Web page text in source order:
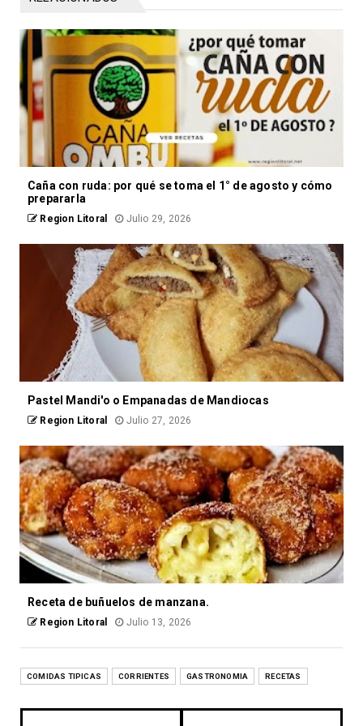
Caña con ruda: por qué se toma el 1° de agosto y cómo
prepararla
Region Litoral Julio 29, 2026
Pastel Mandi'o o Empanadas de Mandiocas
Region Litoral Julio 27, 2026
Receta de buñuelos de manzana.
Region Litoral Julio 13, 2026
COMIDAS TIPICAS CORRIENTES GASTRONOMIA RECETAS